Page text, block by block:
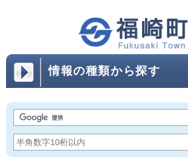
情報の種類から探す